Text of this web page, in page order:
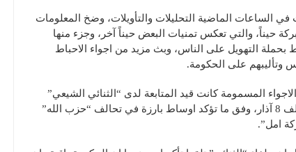
في الساعات الماضية التحليلات والتأويلات، وضخ المعلومات
حيناً، والتي تعكس تمنيات البعض حيناً آخر، وجزء منها
بحملة التهويل على الناس، وبث مزيد من اجواء الاحباط
وتأليبهم على الحكومة.
المسمومة كانت قيد المتابعة لدى “الثنائي الشيعي”
وتحالف 8 آذار، وفق ما تؤكد اوساط بارزة في تحالف “حزب الله”
امل”.